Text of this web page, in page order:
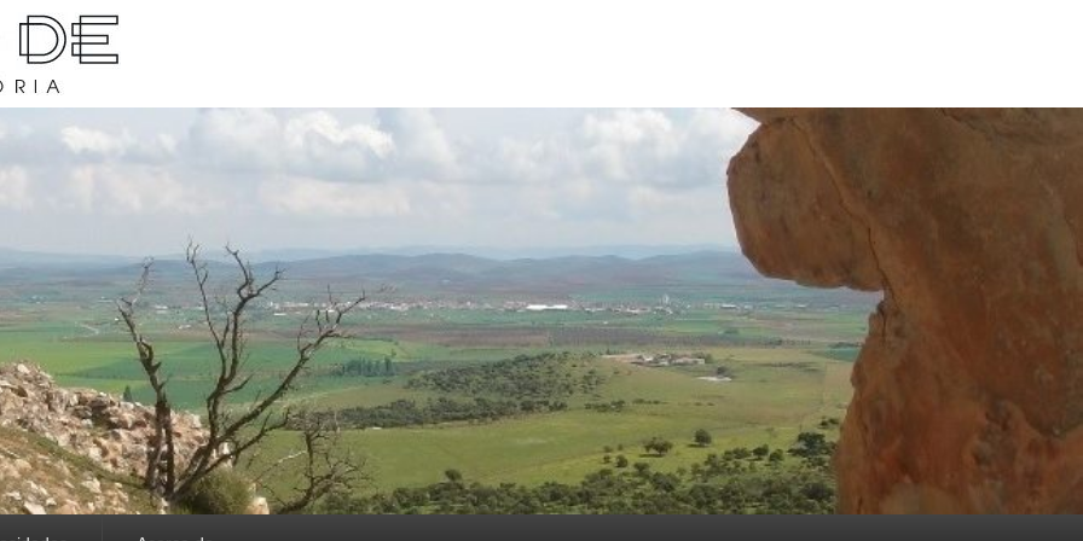
y su historia